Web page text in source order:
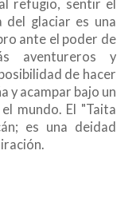
refugio, sentir el
glaciar es una
ante el poder de
aventureros y
de hacer
y acampar bajo un
mundo. El "Taita
es una deidad